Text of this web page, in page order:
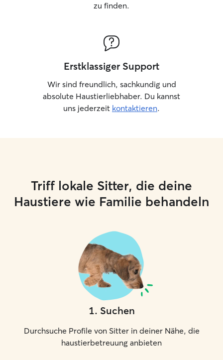
zu finden.
Erstklassiger Support
Wir sind freundlich, sachkundig und
absolute Haustierliebhaber. Du kannst
uns jederzeit kontaktieren.
Triff lokale Sitter, die deine
Haustiere wie Familie behandeln
1. Suchen
Durchsuche Profile von Sitter in deiner Nähe, die
haustierbetreuung anbieten